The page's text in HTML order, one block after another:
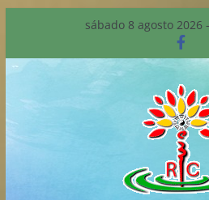
sábado 8 agosto 2026